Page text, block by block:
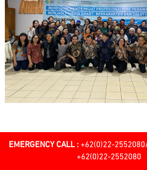
EMERGENCY CALL : +62(0)22-
+62(0)22-2552080